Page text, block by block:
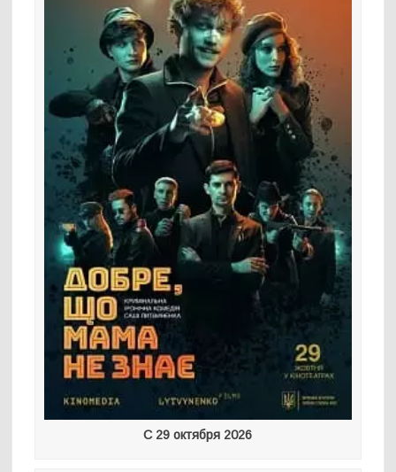
С 29 октября 2026